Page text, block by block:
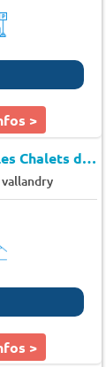
>
Résidence Goélia Les Chalets des Deux Domaines
>